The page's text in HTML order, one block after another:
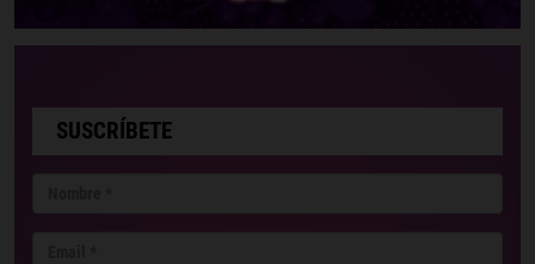
SUSCRÍBETE